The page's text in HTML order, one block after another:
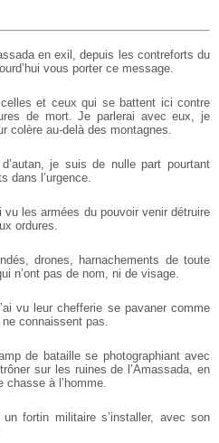
en exil, depuis les contreforts du
vous porter ce message.
et ceux qui se battent ici contre
de mort. Je parlerai avec eux, je
colère au-delà des montagnes.
je suis de nulle part pourtant
dans l’urgence.
vu les armées du pouvoir venir détruire
ordures.
drones, harnachements de toute
n’ont pas de nom, ni de visage.
vu leur chefferie se pavaner comme
ne connaissent pas.
de bataille se photographiant avec
sur les ruines de l’Amassada, en
chasse à l’homme.
fortin militaire s’installer, avec son